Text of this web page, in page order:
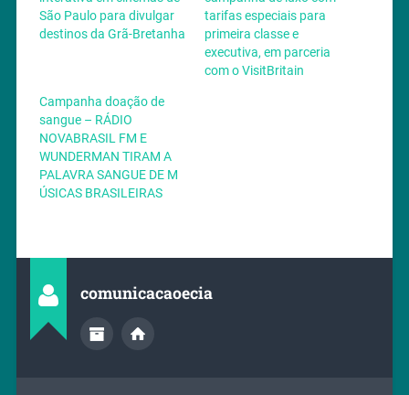
São Paulo para divulgar
destinos da Grã-Bretanha
tarifas especiais para
primeira classe e
executiva, em parceria
com o VisitBritain
Campanha doação de
sangue – RÁDIO
NOVABRASIL FM E
WUNDERMAN TIRAM A
PALAVRA SANGUE DE M
ÚSICAS BRASILEIRAS
comunicacaoecia